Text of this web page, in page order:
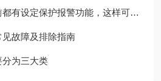
保护报警功能，这样可提高设备使用寿命
故障及排除指南
分为三大类